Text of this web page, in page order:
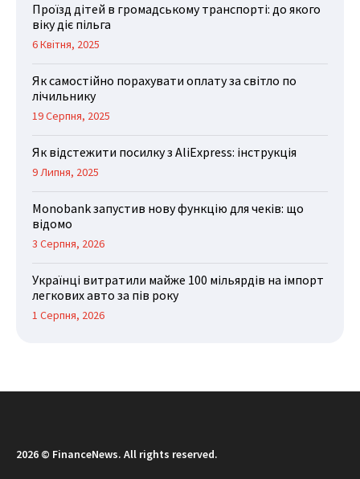
Проїзд дітей в громадському транспорті: до якого
віку діє пільга
6 Квітня, 2025
Як самостійно порахувати оплату за світло по
лічильнику
19 Серпня, 2025
Як відстежити посилку з AliExpress: інструкція
9 Липня, 2025
Monobank запустив нову функцію для чеків: що
відомо
3 Серпня, 2026
Українці витратили майже 100 мільярдів на імпорт
легкових авто за пів року
1 Серпня, 2026
2026 © FinanceNews. All rights reserved.